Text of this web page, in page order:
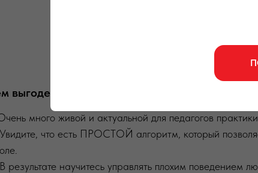
выгоден, что содержит:
много живой и актуальной для педагогов практики.
что есть ПРОСТОЙ алгоритм, который
результате научитесь управлять плохим поведением